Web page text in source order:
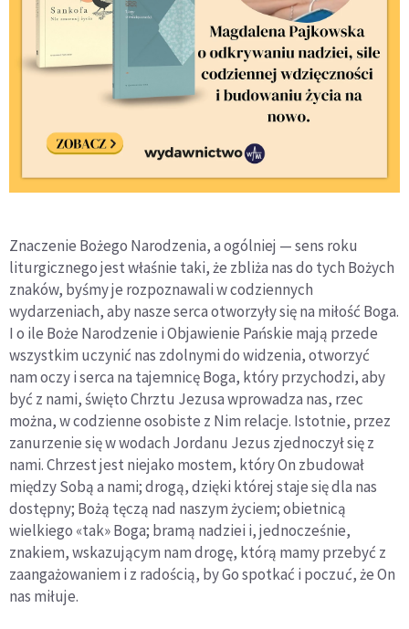
Znaczenie Bożego Narodzenia, a ogólniej — sens roku
liturgicznego jest właśnie taki, że zbliża nas do tych Bożych
znaków, byśmy je rozpoznawali w codziennych
wydarzeniach, aby nasze serca otworzyły się na miłość Boga.
I o ile Boże Narodzenie i Objawienie Pańskie mają przede
wszystkim uczynić nas zdolnymi do widzenia, otworzyć
nam oczy i serca na tajemnicę Boga, który przychodzi, aby
być z nami, święto Chrztu Jezusa wprowadza nas, rzec
można, w codzienne osobiste z Nim relacje. Istotnie, przez
zanurzenie się w wodach Jordanu Jezus zjednoczył się z
nami. Chrzest jest niejako mostem, który On zbudował
między Sobą a nami; drogą, dzięki której staje się dla nas
dostępny; Bożą tęczą nad naszym życiem; obietnicą
wielkiego «tak» Boga; bramą nadziei i, jednocześnie,
znakiem, wskazującym nam drogę, którą mamy przebyć z
zaangażowaniem i z radością, by Go spotkać i poczuć, że On
nas miłuje.